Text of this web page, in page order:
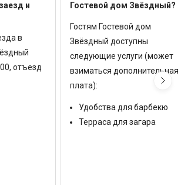
и
в
отъезд
Гостевой дом Звёздный?
Гостям Гостевой дом
Звёздный доступны
следующие услуги (может
взиматься дополнительная
плата):
Удобства для барбекю
Терраса для загара